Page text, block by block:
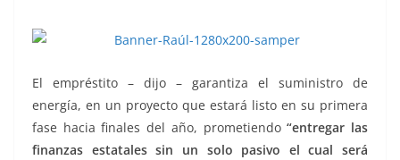
El empréstito – dijo – garantiza el suministro de
energía, en un proyecto que estará listo en su primera
fase hacia finales del año, prometiendo“entregar las
finanzas estatales sin un solo pasivo el cual será